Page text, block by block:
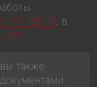
774-88-15, в
.
также